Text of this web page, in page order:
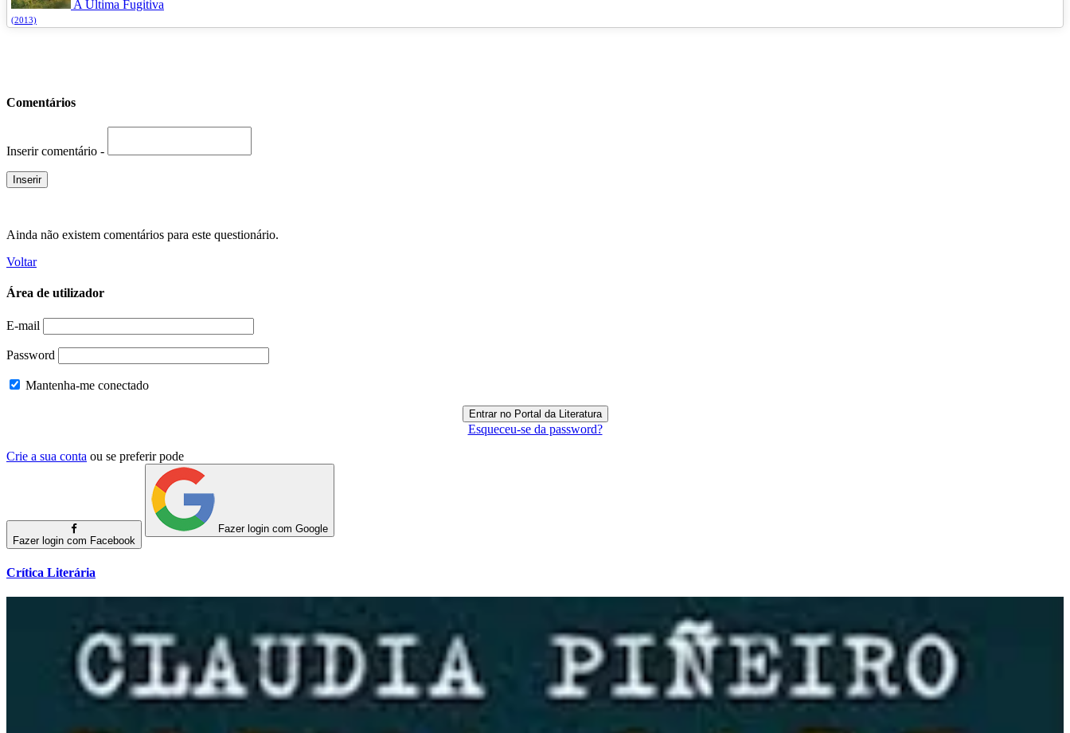
A Última Fugitiva
(2013)
Comentários
Inserir comentário -
Ainda não existem comentários para este questionário.
Voltar
Área de utilizador
E-mail
Password
Mantenha-me conectado
Esqueceu-se da password?
Crie a sua conta ou se preferir pode
Fazer login com Facebook
Fazer login com Google
Crítica Literária